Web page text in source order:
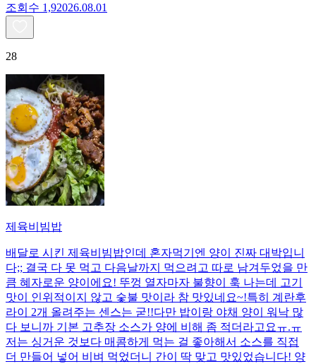
조회수 1,92026.08.01
28
제육비빔밥
배달로 시킨 제육비빔밥인데 혼자먹기엔 양이 진짜 대박입니
다;; 결국 다 못 먹고 다음날까지 먹으려고 따로 남겨두었을 만
큼 혜자로운 양이에요! 뚜껑 열자마자 불향이 훅 나는데 고기
맛이 인위적이지 않고 숯불 맛이라 참 맛있네요~!특히 계란후
라이 2개 올려주는 센스는 굳!! ​다만 밥이랑 야채 양이 워낙 많
다 보니까 기본 고추장 소스가 양에 비해 좀 적더라고요ㅠ.ㅠ
저는 싱거운 것보다 매콤하게 먹는 걸 좋아해서 소스를 직접
더 만들어 넣어 비벼 먹었더니 간이 딱 맞고 맛있었습니다! 양